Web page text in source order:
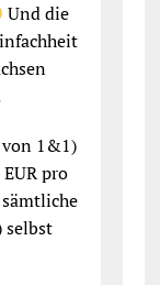
Und die
1&1)
pro
selbst